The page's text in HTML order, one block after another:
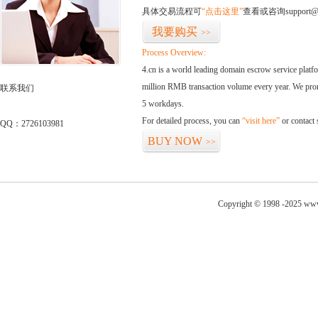
联系我们
QQ：2726103981
具体交易流程可“点击这里”查看或咨询
我要购买 >>
Process Overview:
4.cn is a world leading domain escrow service
million RMB transaction volume every year. We
5 workdays.
For detailed process, you can “visit here” or contact
BUY NOW >>
Copyright © 1998 -2025